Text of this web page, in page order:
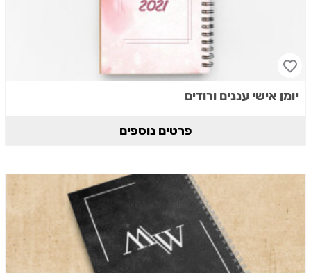
יומן אישי עננים ורודים
פרטים נוספים